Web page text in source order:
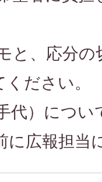
と、応分の
ださい。
代）につ
に広報担当